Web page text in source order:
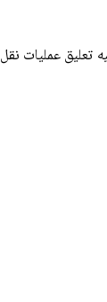
تعليق عمليات نقل